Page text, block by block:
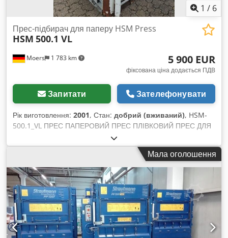
1 / 6
Moers 1 783 km
Прес-підбирач для паперу HSM Press
HSM 500.1 VL
5 900 EUR
фіксована ціна додається ПДВ
Запитати Зателефонувати
Рік виготовлення: 2001, Стан: добрий (вживаний), HSM-
500.1_VL ПРЕС ПАПЕРОВИЙ ПРЕС ПЛІВКОВИЙ ПРЕС ДЛЯ
БАЛЬ ПРЕС відразу готовий до експлуатації, хороший стан
вживаний і хороший / див. фото Модель: HSM 500.1 VL Зав.
№: 6135.244.P Серійний №: 220109689 Пресовий тиск: 50
тонн V 400; Гц 50 кВт 7,5 Амп. 15,5 Зусилля пресування: 6
тонн Рік випуску: 2001 інші преси в нашій пропозиції Товар
вживаний і в хорошому стані / грубо очищений (Потрібно
лише підключити до розетки) Розміри: за запитом!!
Додаткові фото демонструють можливості використання. Усі
предмети, що на фото, також є в наявності. Ціна вказана за
1 шт. без ПДВ самовивіз зі складу 47441 Moers На даний
Мала оголошення